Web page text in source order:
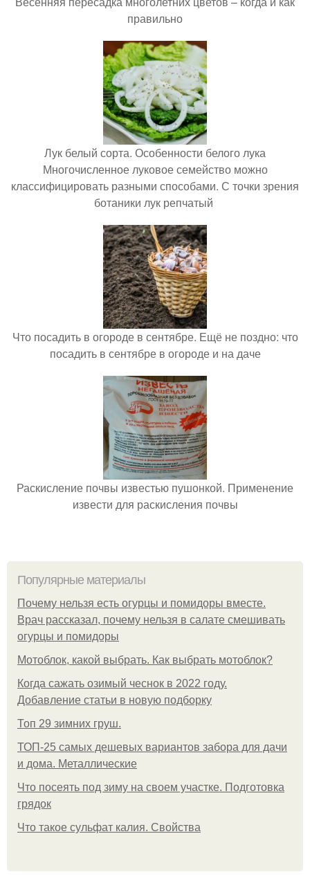
правильно
Лук белый сорта. Особенности белого лука
Многочисленное луковое семейство можно
классифицировать разными способами. С точки зрения
ботаники лук репчатый
Что посадить в огороде в сентябре. Ещё не поздно: что
посадить в сентябре в огороде и на даче
Раскисление почвы известью пушонкой. Применение
извести для раскисления почвы
Популярные материалы
Почему нельзя есть огурцы и помидоры вместе.
Врач рассказал, почему нельзя в салате смешивать
огурцы и помидоры
Мотоблок, какой выбрать. Как выбрать мотоблок?
Когда сажать озимый чеснок в 2022 году.
Добавление статьи в новую подборку
Топ 29 зимних груш.
ТОП-25 самых дешевых вариантов забора для дачи
и дома. Металлические
Что посеять под зиму на своем участке. Подготовка
грядок
Что такое сульфат калия. Свойства